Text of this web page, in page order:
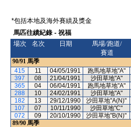
*包括本地及海外賽績及獎金
馬匹往績紀錄 - 祝福
場次
名次 日期
馬場/跑道/
賽道
90/91 馬季
415
11 04/05/1991 跑馬地草地"A"
397
08 21/04/1991 沙田草地"A"
365
04 06/04/1991 跑馬地草地"A"
288
10 24/02/1991 沙田草地"A"
182
13 29/12/1990 沙田草地"A(N)"
107
07 10/11/1990 沙田草地"C"
072
09 20/10/1990 沙田草地"B(N)"
89/90 馬季